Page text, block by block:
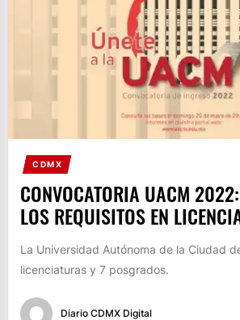
CDMX
CONVOCATORIA UACM
LOS REQUISITOS EN
La Universidad Autónoma de la Ciudad
licenciaturas y 7 posgrados.
Diario CDMX Digital